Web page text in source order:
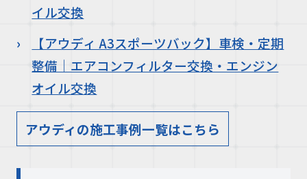
イル交換
【アウディ A3スポーツバック】車検・定期
整備｜エアコンフィルター交換・エンジン
オイル交換
アウディの施工事例一覧はこちら